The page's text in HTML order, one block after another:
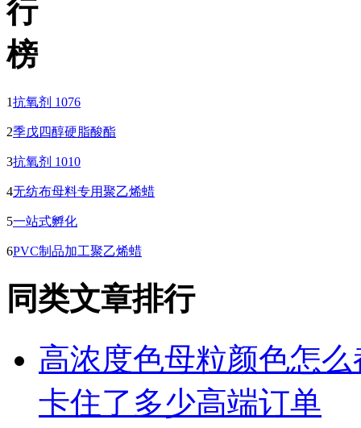
1抗氧剂 1076
2季戊四醇硬脂酸酯
3抗氧剂 1010
4无纺布母料专用聚乙烯蜡
5一站式孵化
6PVC制品加工聚乙烯蜡
同类文章排行
高浓度色母粒颜色怎
卡住了多少高端订单